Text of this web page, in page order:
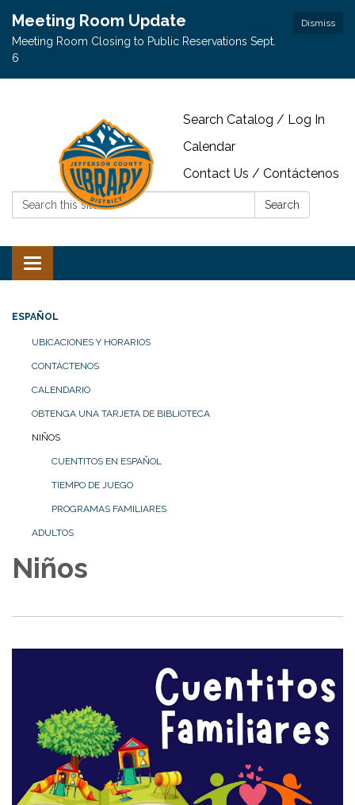
Dismiss
Meeting Room Update
Meeting Room Closing to Public Reservations Sept.
6
Search Catalog / Log In
Calendar
Contact Us / Contáctenos
Search:
Search
Toggle navigation
ESPAÑOL
UBICACIONES Y HORARIOS
CONTÁCTENOS
CALENDARIO
OBTENGA UNA TARJETA DE BIBLIOTECA
NIÑOS
CUENTITOS EN ESPAÑOL
TIEMPO DE JUEGO
PROGRAMAS FAMILIARES
ADULTOS
Niños